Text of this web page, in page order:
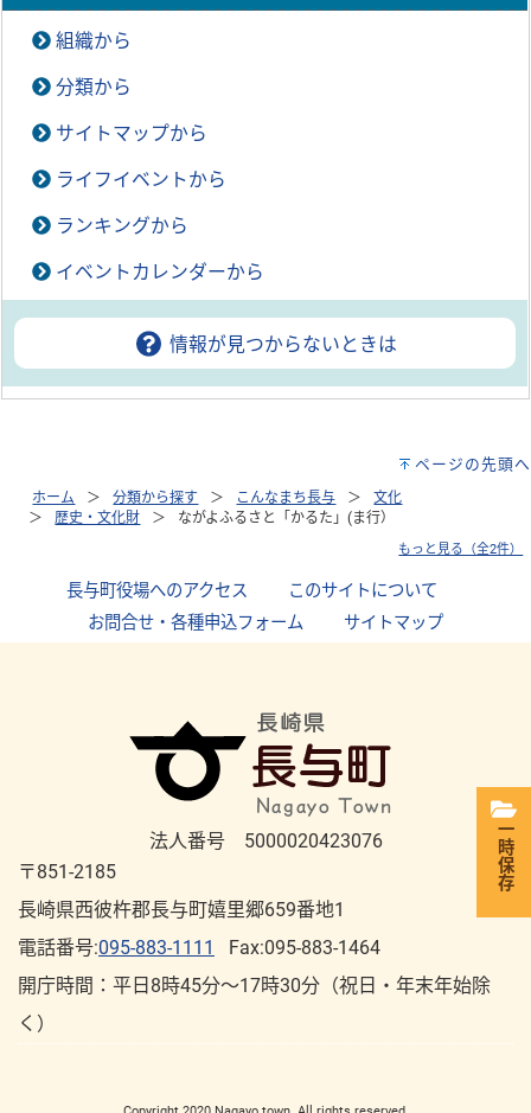
組織から
分類から
サイトマップから
ライフイベントから
ランキングから
イベントカレンダーから
情報が見つからないときは
ページの先頭へ
ホーム 分類から探す こんなまち長与
文化
歴史・文化財
ながよふるさと「かるた」(ま行）
もっと見る（全2件）
長与町役場へのアクセス このサイトについて
お問合せ・各種申込フォーム
サイトマップ
法人番号 5000020423076
〒851-2185
長崎県西彼杵郡長与町嬉里郷659番地1
電話番号:095-883-1111
Fax:095-883-1464
開庁時間：平⽇8時45分～17時30分（祝⽇・年末年始除
く）
一時保存